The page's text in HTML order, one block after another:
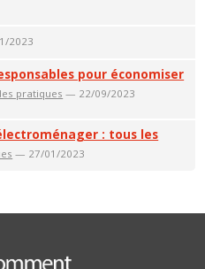
2023
pour économiser
pratiques — 22/09/2023
: tous les
— 27/01/2023